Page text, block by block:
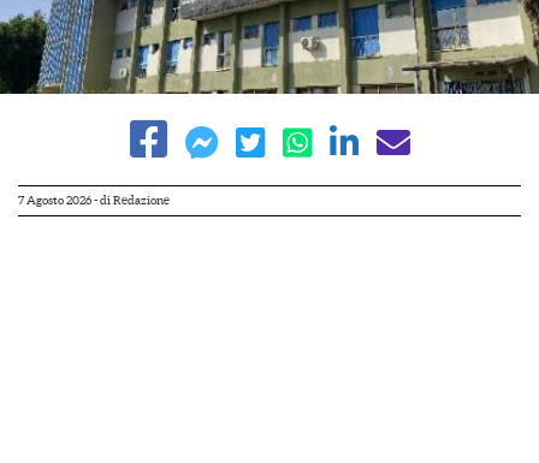
7 Agosto 2026- di Redazione